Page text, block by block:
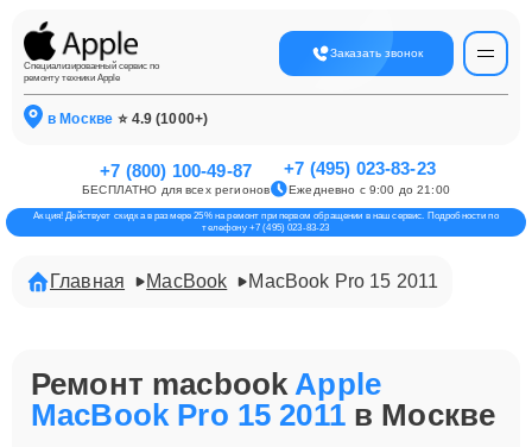
Специализированный сервис по
ремонту техники Apple
Заказать звонок
в Москве ⭐ 4.9 (1000+)
+7 (800) 100-49-87
БЕСПЛАТНО для всех регионов
+7 (495) 023-83-23
Ежедневно с 9:00 до 21:00
Акция! Действует скидка в размере 25% на ремонт при первом обращении в наш сервис. Подробности по
телефону +7 (495) 023-83-23
Главная MacBook MacBook Pro 15 2011
Ремонт macbookApple
MacBook Pro 15 2011в Москве